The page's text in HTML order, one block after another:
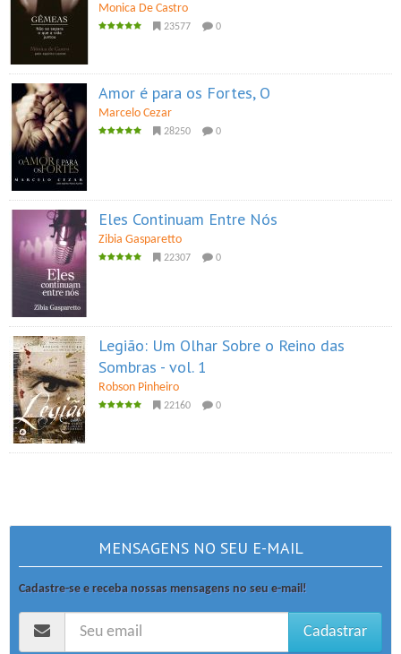
Monica De Castro
23577 0
Amor é para os Fortes, O
Marcelo Cezar
28250 0
Eles Continuam Entre Nós
Zibia Gasparetto
22307 0
Legião: Um Olhar Sobre o Reino das
Sombras - vol. 1
Robson Pinheiro
22160 0
MENSAGENS NO SEU E-MAIL
Cadastre-se e receba nossas mensagens no seu e-mail!
Cadastrar